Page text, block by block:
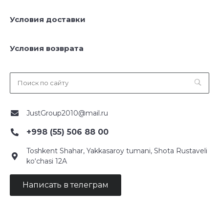
Условия доставки
Условия возврата
JustGroup2010@mail.ru
+998 (55) 506 88 00
Toshkent Shahar, Yakkasaroy tumani, Shota Rustaveli
ko‘chasi 12A
Написать в телеграм